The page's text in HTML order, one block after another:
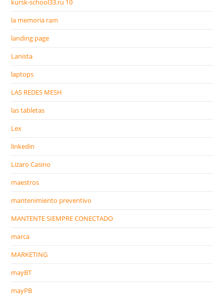
kursk-school33.ru 10
la memoria ram
landing page
Lanista
laptops
LAS REDES MESH
las tabletas
Lex
linkedin
Lizaro Casino
maestros
mantenimiento preventivo
MANTENTE SIEMPRE CONECTADO
marca
MARKETING
mayBT
mayPB